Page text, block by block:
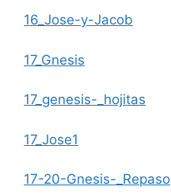
16_Jose-y-Jacob
17_Gnesis
17_genesis-_hojitas
17_Jose1
17-20-Gnesis-_Repaso